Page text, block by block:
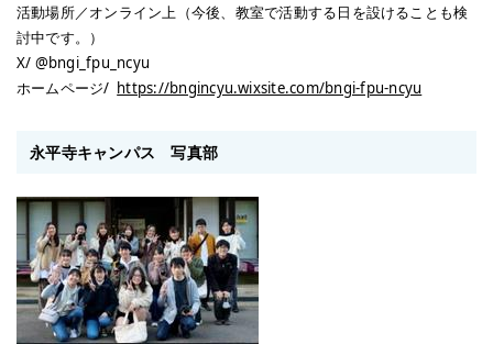
活動場所／オンライン上（今後、教室で活動する日を設けることも検
討中です。）
X/ @bngi_fpu_ncyu
ホームページ/ https://bngincyu.wixsite.com/bngi-fpu-ncyu
永平寺キャンパス 写真部